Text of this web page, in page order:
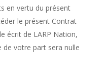
en vertu du présent
le présent Contrat
écrit de LARP Nation,
votre part sera nulle